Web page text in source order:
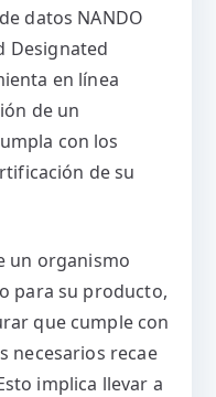
datos NANDO
Designated
en línea
de un
con los
de su
un organismo
para su producto,
que cumple con
necesarios recae
implica llevar a